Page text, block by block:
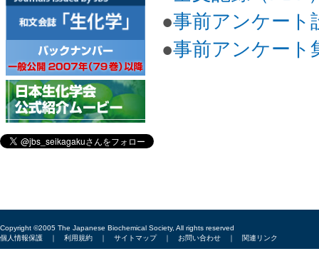
●事前アンケート
●事前アンケート
Copyright ©2005 The Japanese Biochemical Society, All rights reserved
個人情報保護 ｜ 利用規約 ｜ サイトマップ｜ お問い合わせ ｜ 関連リンク